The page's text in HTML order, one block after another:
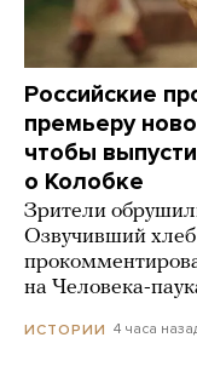
Российские
премьеру
чтобы
о Колобке
Зрители
Озвучивший
на Человека-
ИСТОРИИ 4 часа